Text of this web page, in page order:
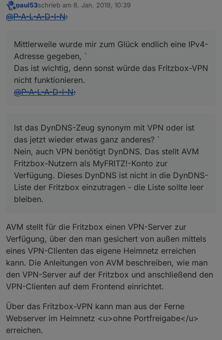
Offline
paul53schrieb am 8. Jan. 2019, 10:39
zuletzt editiert von
@P-A-L-A-D-I-N:
Mittlerweile wurde mir zum Glück endlich eine IPv4-
Adresse gegeben, `
Das ist wichtig, denn sonst würde das Fritzbox-VPN
nicht funktionieren.
@P-A-L-A-D-I-N:
Ist das DynDNS-Zeug synonym mit VPN oder ist
das jetzt wieder etwas ganz anderes? `
Nein, auch VPN benötigt DynDNS. Das stellt AVM
Fritzbox-Nutzern als MyFRITZ!-Konto zur
Verfügung. Dieses DynDNS ist nicht in die DynDNS-
Liste der Fritzbox einzutragen - die Liste sollte leer
bleiben.
AVM stellt für die Fritzbox einen VPN-Server zur
Verfügung, über den man gesichert von außen mittels
eines VPN-Clienten das eigene Heimnetz erreichen
kann. Die Anleitungen von AVM beschreiben, wie man
den VPN-Server auf der Fritzbox und anschließend den
VPN-Clienten auf dem Frontend einrichtet.
Über das Fritzbox-VPN kann man aus der Ferne
Webserver im Heimnetz <u>ohne Portfreigabe</u>
erreichen.